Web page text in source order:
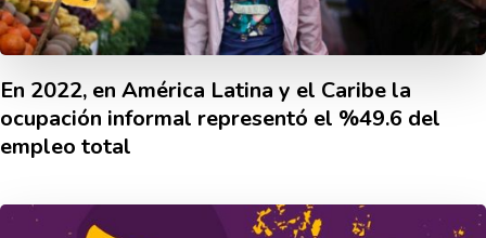
En 2022, en América Latina y el Caribe la
ocupación informal representó el %49.6 del
empleo total